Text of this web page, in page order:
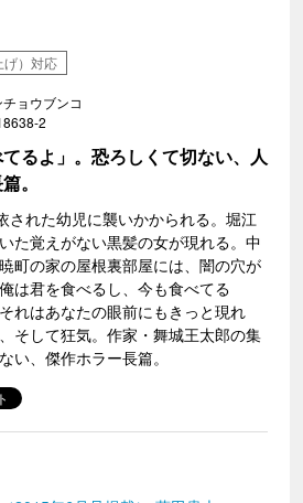
げ）対応
ョウブンコ
2
てるよ」。恐ろしくて切ない、人
。
された幼児に襲いかかられる。堀江
た覚えがない黒髪の女が現れる。中
町の家の屋根裏部屋には、闇の穴が
は君を食べるし、今も食べてる
はあなたの眼前にもきっと現れ
そして狂気。作家・舞城王太郎の集
い、傑作ホラー長篇。